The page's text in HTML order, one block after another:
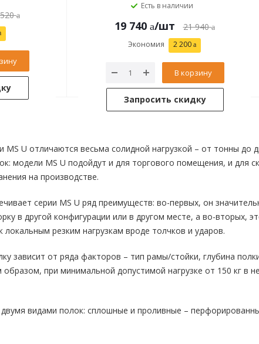
Есть в наличии
19 740 /шт 21 940
Экономия 2 200
В корзину
Запросить скидку
MS U отличаются весьма солидной нагрузкой – от тонны до
модели MS U подойдут и для торгового помещения, и для
на производстве.
серии MS U ряд преимуществ: во-первых, он
в другой конфигурации или в другом месте, а во-вторых,
резким нагрузкам вроде толчков и ударов.
зависит от ряда факторов – тип рамы/стойки, глубина
при минимальной допустимой нагрузке от 150 кг в
видами полок: сплошные и проливные –